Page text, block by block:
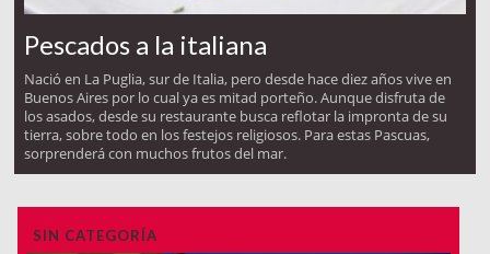
Pescados a la italiana
Nació en La Puglia, sur de Italia, pero desde hace diez años vive en
Buenos Aires por lo cual ya es mitad porteño. Aunque disfruta de
los asados, desde su restaurante busca reflotar la impronta de su
tierra, sobre todo en los festejos religiosos. Para estas Pascuas,
sorprenderá con muchos frutos del mar.
SIN CATEGORÍA